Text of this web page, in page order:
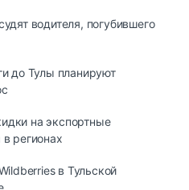
водителя, погубившего
до Тулы планируют
на экспортные
в регионах
в Тульской